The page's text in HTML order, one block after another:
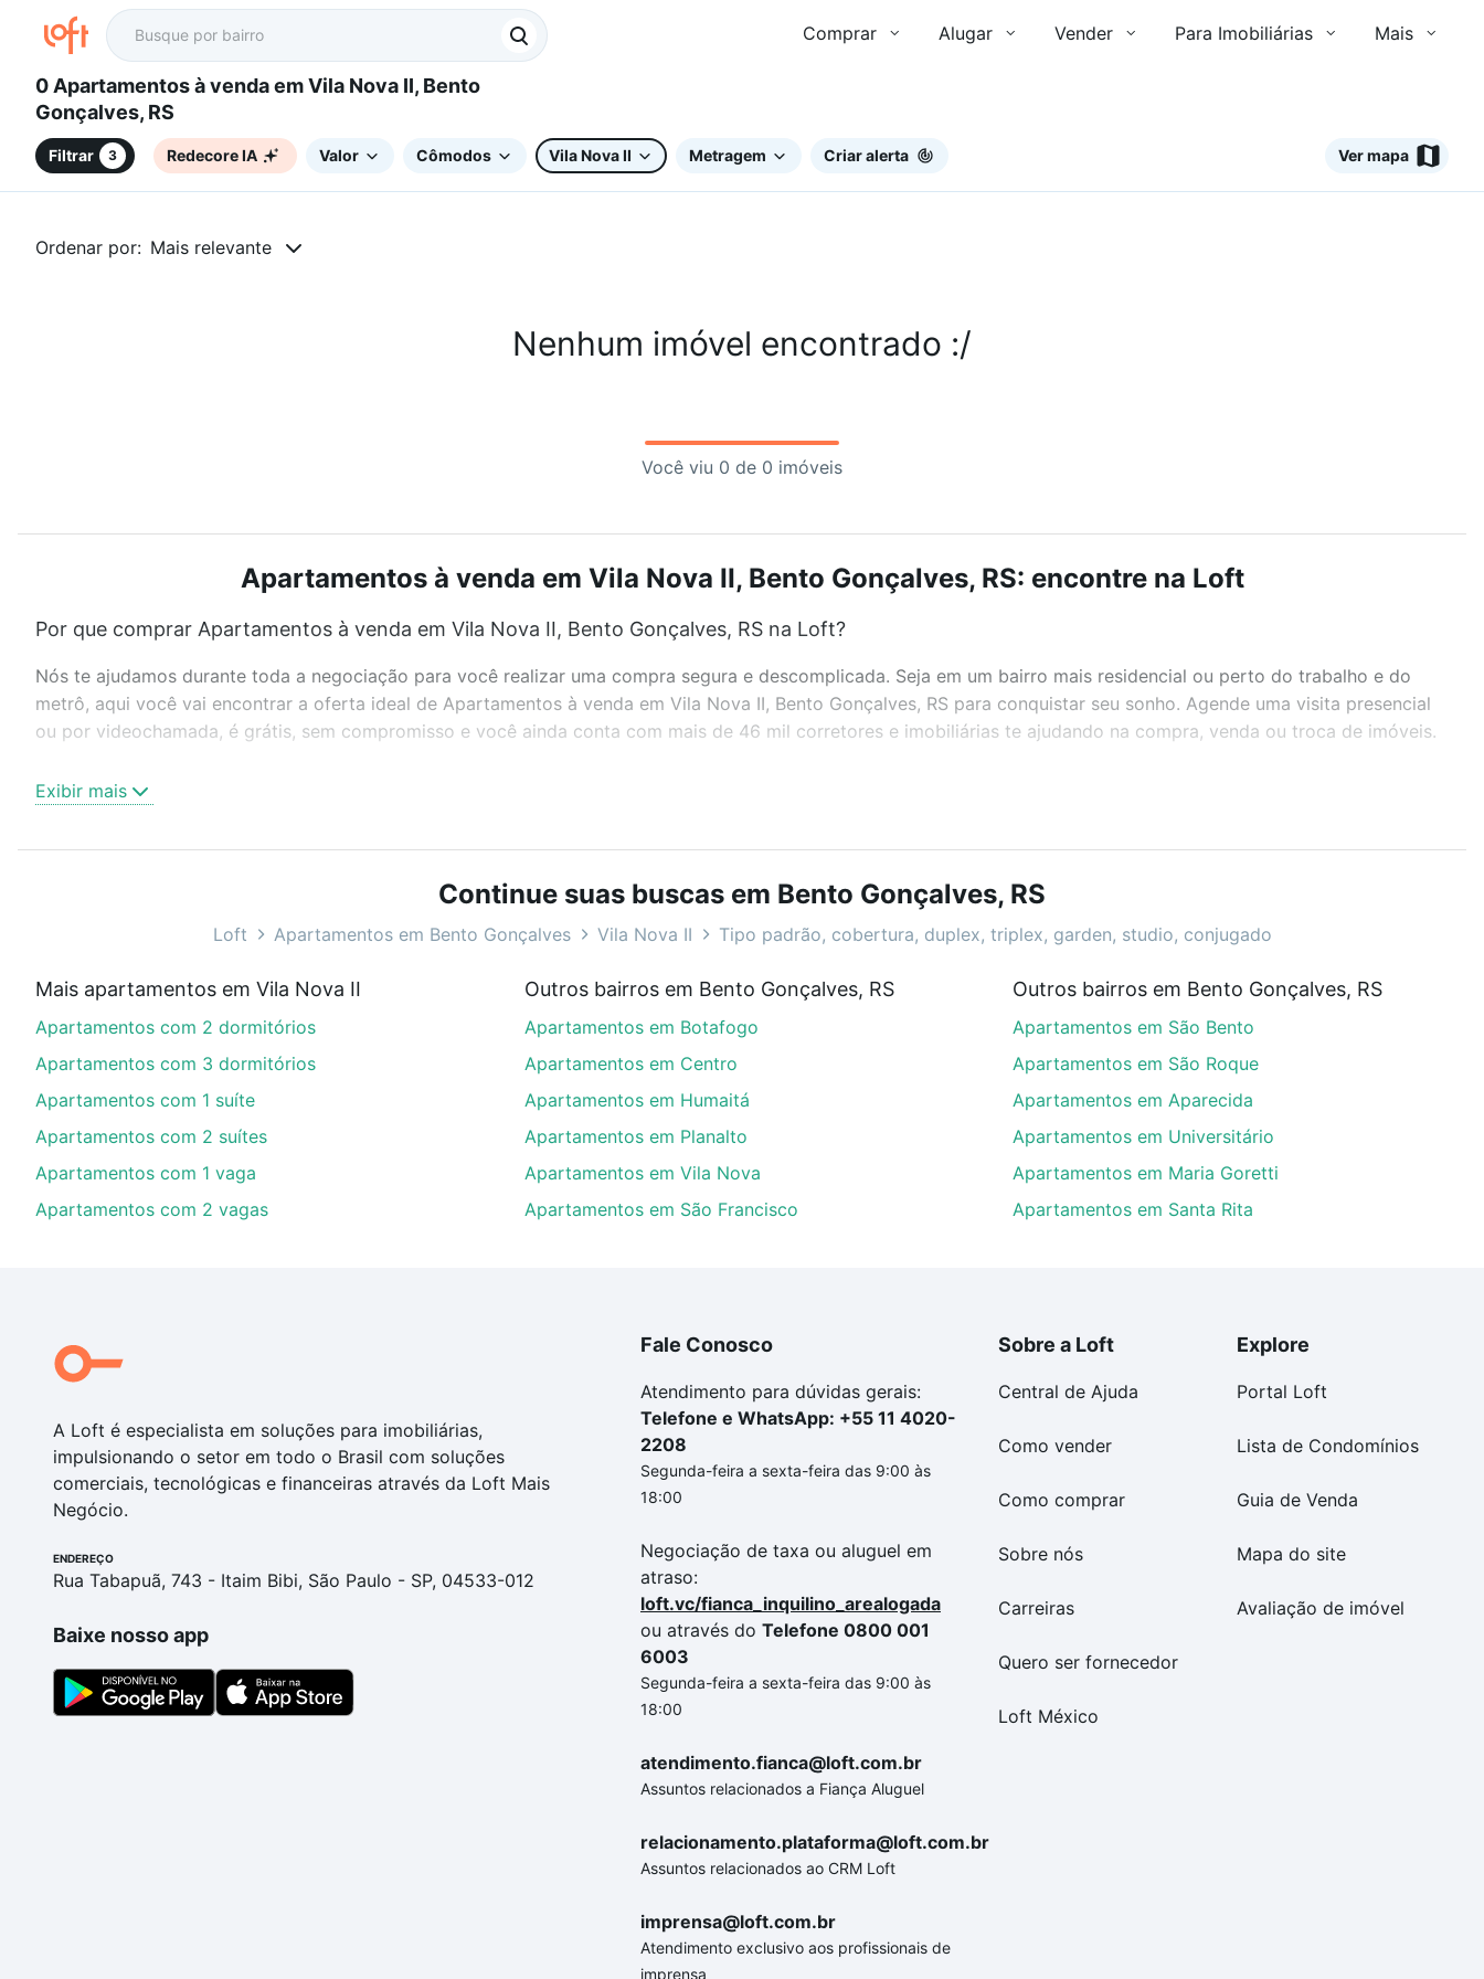
Comprar Alugar Vender Para Imobiliárias Mais
0 Apartamentos à venda em Vila Nova II, Bento
Gonçalves, RS
Filtrar 3 Redecore IA Valor Cômodos Vila Nova II Metragem Criar alerta Ver mapa
Ordenar por: Mais relevante
Nenhum imóvel encontrado :/
Você viu 0 de 0 imóveis
Apartamentos à venda em Vila Nova II, Bento Gonçalves, RS: encontre na Loft
Por que comprar Apartamentos à venda em Vila Nova II, Bento Gonçalves, RS na Loft?
Nós te ajudamos durante toda a negociação para você realizar uma compra segura e descomplicada. Seja em um bairro mais residencial ou perto do trabalho e do
metrô, aqui você vai encontrar a oferta ideal de Apartamentos à venda em Vila Nova II, Bento Gonçalves, RS para conquistar seu sonho. Agende uma visita presencial
ou por videochamada, é grátis, sem compromisso e você ainda conta com mais de 46 mil corretores e imobiliárias te ajudando na compra, venda ou troca de imóveis.
ou sem vaga de garagem para combinar perfeitamente com o preço, metragem e comodidades, como piscina, academia, salão de festas ou área verde e encontrar
Apartamentos à venda em Vila Nova II, Bento Gonçalves, RS ideal para você na Loft.
Qual o preço de Apartamentos à venda em Vila Nova II, Bento Gonçalves, RS?
financiamento imobiliário as parcelas podem se adequar ao seu orçamento. Se ainda tem alguma dúvida dos custos envolvidos no processo de compra, veja em nosso
portal quanto custa comprar um apartamento e conte com a gente para comprar o imóvel dos seus sonhos com segurança e conforto. Loft, com você até as chaves.
Exibir mais
Continue suas buscas em Bento Gonçalves, RS
Loft Apartamentos em Bento Gonçalves Vila Nova II Tipo padrão, cobertura, duplex, triplex, garden, studio, conjugado
Mais apartamentos em Vila Nova II
Apartamentos com 2 dormitórios
Apartamentos com 3 dormitórios
Apartamentos com 1 suíte
Apartamentos com 2 suítes
Apartamentos com 1 vaga
Apartamentos com 2 vagas
Outros bairros em Bento Gonçalves, RS
Apartamentos em Botafogo
Apartamentos em Centro
Apartamentos em Humaitá
Apartamentos em Planalto
Apartamentos em Vila Nova
Apartamentos em São Francisco
Outros bairros em Bento Gonçalves, RS
Apartamentos em São Bento
Apartamentos em São Roque
Apartamentos em Aparecida
Apartamentos em Universitário
Apartamentos em Maria Goretti
Apartamentos em Santa Rita
A Loft é especialista em soluções para imobiliárias,
impulsionando o setor em todo o Brasil com soluções
comerciais, tecnológicas e financeiras através da Loft Mais
Negócio.
ENDEREÇO
Rua Tabapuã, 743 - Itaim Bibi, São Paulo - SP, 04533-012
Baixe nosso app
Fale Conosco
Atendimento para dúvidas gerais:
Telefone e WhatsApp: +55 11 4020-
2208
Segunda-feira a sexta-feira das 9:00 às
18:00
Negociação de taxa ou aluguel em
atraso:
loft.vc/fianca_inquilino_arealogada
ou através do Telefone 0800 001
6003
Segunda-feira a sexta-feira das 9:00 às
18:00
atendimento.fianca@loft.com.br
Assuntos relacionados a Fiança Aluguel
relacionamento.plataforma@loft.com.br
Assuntos relacionados ao CRM Loft
imprensa@loft.com.br
Atendimento exclusivo aos profissionais de
imprensa
Sobre a Loft
Central de Ajuda
Como vender
Como comprar
Sobre nós
Carreiras
Quero ser fornecedor
Loft México
Explore
Portal Loft
Lista de Condomínios
Guia de Venda
Mapa do site
Avaliação de imóvel